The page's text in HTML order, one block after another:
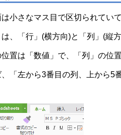
小さなマス目で区切られてい
は、「行」(横方向)と「列」(縦
位置は「数値」で、「列」の
「左から3番目の列、上から5